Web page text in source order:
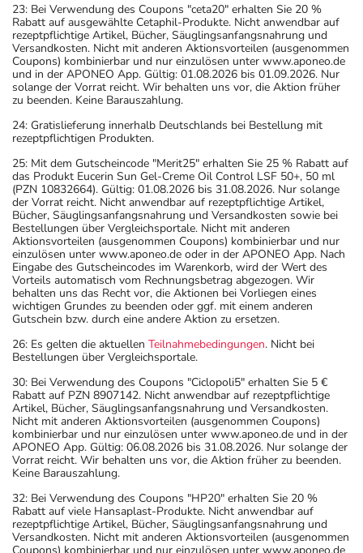
23: Bei Verwendung des Coupons "ceta20" erhalten Sie 20 %
Rabatt auf ausgewählte Cetaphil-Produkte. Nicht anwendbar auf
rezeptpflichtige Artikel, Bücher, Säuglingsanfangsnahrung und
Versandkosten. Nicht mit anderen Aktionsvorteilen (ausgenommen
Coupons) kombinierbar und nur einzulösen unter www.aponeo.de
und in der APONEO App. Gültig: 01.08.2026 bis 01.09.2026. Nur
solange der Vorrat reicht. Wir behalten uns vor, die Aktion früher
zu beenden. Keine Barauszahlung.
24: Gratislieferung innerhalb Deutschlands bei Bestellung mit
rezeptpflichtigen Produkten.
25: Mit dem Gutscheincode "Merit25" erhalten Sie 25 % Rabatt auf
das Produkt Eucerin Sun Gel-Creme Oil Control LSF 50+, 50 ml
(PZN 10832664). Gültig: 01.08.2026 bis 31.08.2026. Nur solange
der Vorrat reicht. Nicht anwendbar auf rezeptpflichtige Artikel,
Bücher, Säuglingsanfangsnahrung und Versandkosten sowie bei
Bestellungen über Vergleichsportale. Nicht mit anderen
Aktionsvorteilen (ausgenommen Coupons) kombinierbar und nur
einzulösen unter www.aponeo.de oder in der APONEO App. Nach
Eingabe des Gutscheincodes im Warenkorb, wird der Wert des
Vorteils automatisch vom Rechnungsbetrag abgezogen. Wir
behalten uns das Recht vor, die Aktionen bei Vorliegen eines
wichtigen Grundes zu beenden oder ggf. mit einem anderen
Gutschein bzw. durch eine andere Aktion zu ersetzen.
26: Es gelten die aktuellen Teilnahmebedingungen. Nicht bei
Bestellungen über Vergleichsportale.
30: Bei Verwendung des Coupons "Ciclopoli5" erhalten Sie 5 €
Rabatt auf PZN 8907142. Nicht anwendbar auf rezeptpflichtige
Artikel, Bücher, Säuglingsanfangsnahrung und Versandkosten.
Nicht mit anderen Aktionsvorteilen (ausgenommen Coupons)
kombinierbar und nur einzulösen unter www.aponeo.de und in der
APONEO App. Gültig: 06.08.2026 bis 31.08.2026. Nur solange der
Vorrat reicht. Wir behalten uns vor, die Aktion früher zu beenden.
Keine Barauszahlung.
32: Bei Verwendung des Coupons "HP20" erhalten Sie 20 %
Rabatt auf viele Hansaplast-Produkte. Nicht anwendbar auf
rezeptpflichtige Artikel, Bücher, Säuglingsanfangsnahrung und
Versandkosten. Nicht mit anderen Aktionsvorteilen (ausgenommen